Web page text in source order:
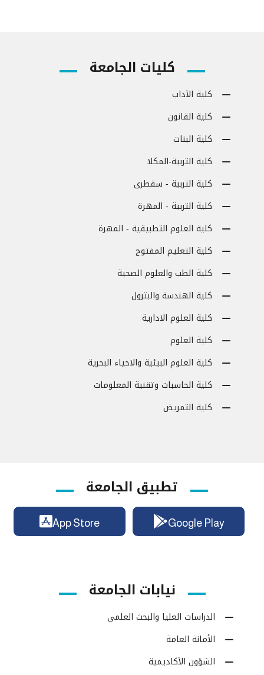
كليات الجامعة
كلية الآداب
كلية القانون
كلية البنات
كلية التربية-المكلا
كلية التربية - سقطرى
كلية التربية - المهرة
كلية العلوم التطبيقية - المهرة
كلية التعليم المفتوح
كلية الطب والعلوم الصحية
كلية الهندسة والبترول
كلية العلوم الادارية
كلية العلوم
كلية العلوم البيئية والاحياء البحرية
كلية الحاسبات وتقنية المعلومات
كلية التمريض
تطبيق الجامعة
Google Play
App Store
نيابات الجامعة
الدراسات العليا والبحث العلمي
الأمانة العامة
الشؤون الأكاديمية